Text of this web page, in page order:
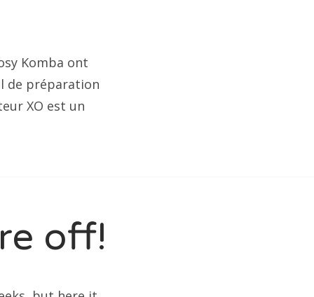
Komba ont
de préparation
XO est un
off!